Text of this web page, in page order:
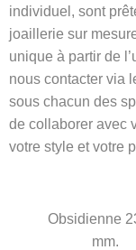
individuel, sont
joaillerie sur
unique à partir de
nous contacter via
sous chacun des
de collaborer avec
votre style et votre
Obsidienne
mm.